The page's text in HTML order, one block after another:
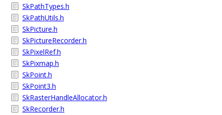
SkPathTypes.h
SkPathUtils.h
SkPicture.h
SkPictureRecorder.h
SkPixelRef.h
SkPixmap.h
SkPoint.h
SkPoint3.h
SkRasterHandleAllocator.h
SkRecorder.h